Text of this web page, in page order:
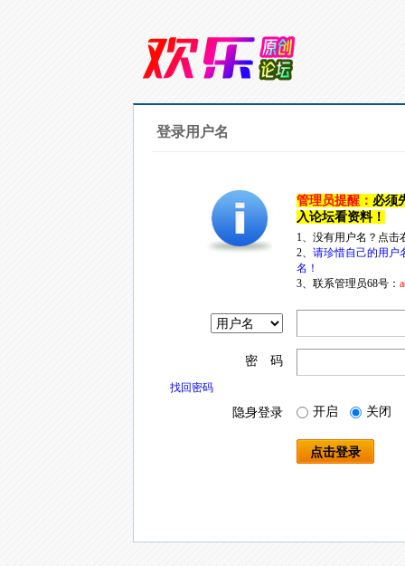
登录用户名
管理员提醒： 必须
入论坛看资料！
1、没有用户名？点
2、 请珍惜自己的用户
名！
3、联系管理员68号：
密 码
找回密码
隐身登录 开启 关闭
点击登录